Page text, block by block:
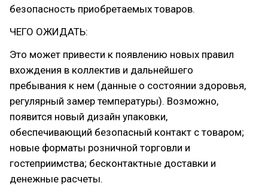
безопасность приобретаемых товаров.
ЧЕГО ОЖИДАТЬ:
Это может привести к появлению новых правил
вхождения в коллектив и дальнейшего
пребывания к нем (данные о состоянии здоровья,
регулярный замер температуры). Возможно,
появится новый дизайн упаковки,
обеспечивающий безопасный контакт с товаром;
новые форматы розничной торговли и
гостеприимства; бесконтактные доставки и
денежные расчеты.